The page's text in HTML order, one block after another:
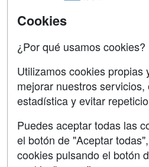
Acceso Centros
Contactar
Confidencialidad
Copyleft
Cookies
¿Por qué usamos cookies?
Utilizamos cookies propias
mejorar nuestros
estadística y evitar
Puedes aceptar todas las
el botón de "Aceptar
cookies pulsando el botón